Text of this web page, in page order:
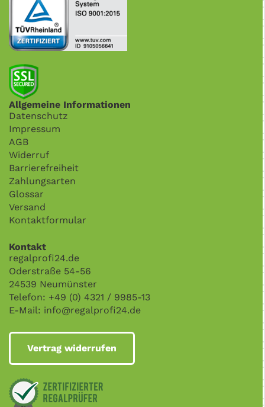
Allgemeine Informationen
Datenschutz
Impressum
AGB
Widerruf
Barrierefreiheit
Zahlungsarten
Glossar
Versand
Kontaktformular
Kontakt
regalprofi24.de
Oderstraße 54-56
24539 Neumünster
Telefon: +49 (0) 4321 / 9985-13
E-Mail: info@regalprofi24.de
Vertrag widerrufen